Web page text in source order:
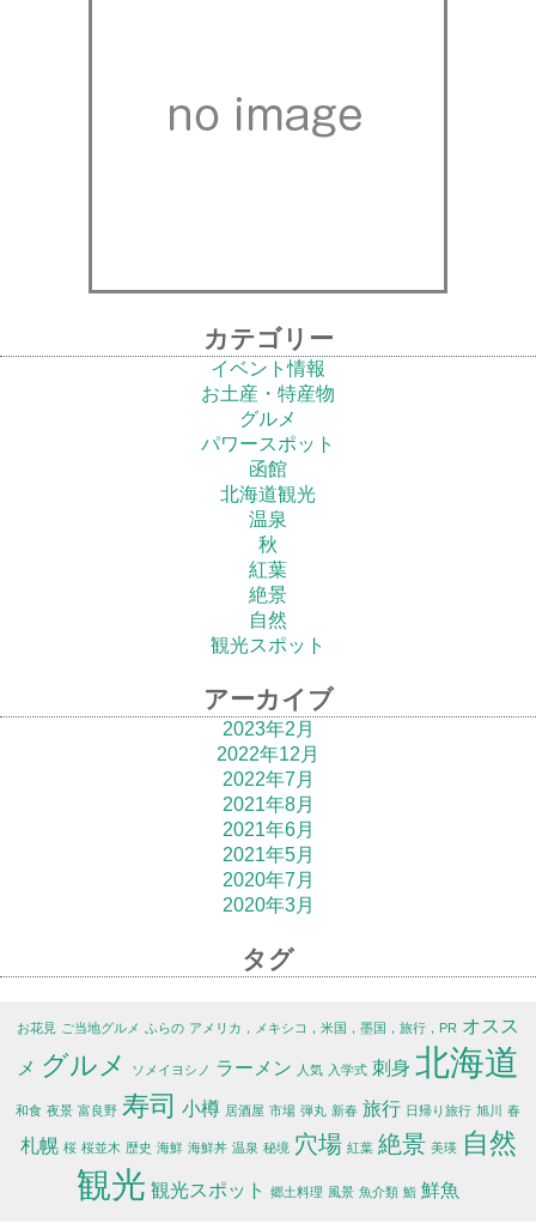
カテゴリー
イベント情報
お土産・特産物
グルメ
パワースポット
函館
北海道観光
温泉
秋
紅葉
絶景
自然
観光スポット
アーカイブ
2023年2月
2022年12月
2022年7月
2021年8月
2021年6月
2021年5月
2020年7月
2020年3月
タグ
お花見 ご当地グルメ ふらの アメリカ，メキシコ，米国，墨国，旅行，PR オスス
メ グルメ ソメイヨシノ ラーメン 人気 入学式 刺身 北海道
和食 夜景 富良野 寿司 小樽 居酒屋 市場 弾丸 新春 旅行 日帰り旅行 旭川 春
札幌 桜 桜並木 歴史 海鮮 海鮮丼 温泉 秘境 穴場 紅葉 絶景 美瑛 自然
観光 観光スポット 郷土料理 風景 魚介類 鮨 鮮魚